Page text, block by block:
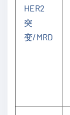
HER2
突
变/MRD